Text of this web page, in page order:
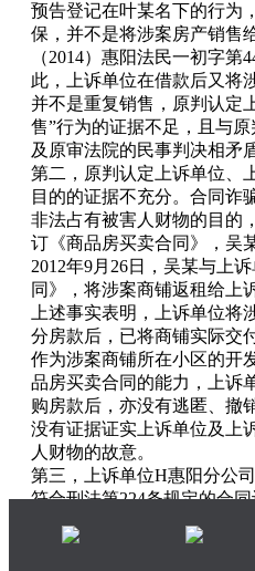
预告登记在叶某名下的行为
保，并不是将涉案房产销售
（2014）惠阳法民一初字第
此，上诉单位在借款后又将
并不是重复销售，原判认定
售”行为的证据不足，且与
及原审法院的民事判决相矛
第二，原判认定上诉单位、
目的的证据不充分。合同诈
非法占有被害人财物的目的
订《商品房买卖合同》，吴
2012年9月26日，吴某与上
同》，将涉案商铺返租给上
上述事实表明，上诉单位将
分房款后，已将商铺实际交
作为涉案商铺所在小区的开
品房买卖合同的能力，上诉
购房款后，亦没有逃匿、撤
没有证据证实上诉单位及上
人财物的故意。
第三，上诉单位H惠阳分公
符合刑法第224条规定的合
上属于民事纠纷，对此，借
就原公诉机关指控、原审法